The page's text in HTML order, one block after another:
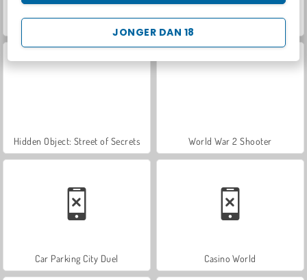
JONGER DAN 18
Hidden Object: Street of Secrets World War 2 Shooter
Car Parking City Duel Casino World